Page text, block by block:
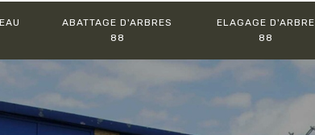
ABATTAGE D'ARBRES
88
ELAGAGE D'ARBRE
88